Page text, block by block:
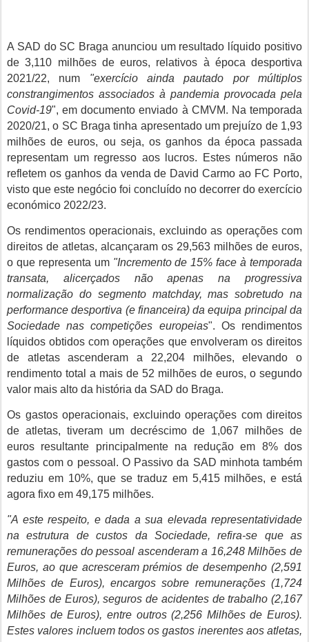
A SAD do SC Braga anunciou um resultado líquido positivo
de 3,110 milhões de euros, relativos à época desportiva
2021/22, num "exercício ainda pautado por múltiplos
constrangimentos associados à pandemia provocada pela
Covid-19", em documento enviado à CMVM. Na temporada
2020/21, o SC Braga tinha apresentado um prejuízo de 1,93
milhões de euros, ou seja, os ganhos da época passada
representam um regresso aos lucros. Estes números não
refletem os ganhos da venda de David Carmo ao FC Porto,
visto que este negócio foi concluído no decorrer do exercício
económico 2022/23.
Os rendimentos operacionais, excluindo as operações com
direitos de atletas, alcançaram os 29,563 milhões de euros,
o que representa um "Incremento de 15% face à temporada
transata, alicerçados não apenas na progressiva
normalização do segmento matchday, mas sobretudo na
performance desportiva (e financeira) da equipa principal da
Sociedade nas competições europeias". Os rendimentos
líquidos obtidos com operações que envolveram os direitos
de atletas ascenderam a 22,204 milhões, elevando o
rendimento total a mais de 52 milhões de euros, o segundo
valor mais alto da história da SAD do Braga.
Os gastos operacionais, excluindo operações com direitos
de atletas, tiveram um decréscimo de 1,067 milhões de
euros resultante principalmente na redução em 8% dos
gastos com o pessoal. O Passivo da SAD minhota também
reduziu em 10%, que se traduz em 5,415 milhões, e está
agora fixo em 49,175 milhões.
"A este respeito, e dada a sua elevada representatividade
na estrutura de custos da Sociedade, refira-se que as
remunerações do pessoal ascenderam a 16,248 Milhões de
Euros, ao que acresceram prémios de desempenho (2,591
Milhões de Euros), encargos sobre remunerações (1,724
Milhões de Euros), seguros de acidentes de trabalho (2,167
Milhões de Euros), entre outros (2,256 Milhões de Euros).
Estes valores incluem todos os gastos inerentes aos atletas,